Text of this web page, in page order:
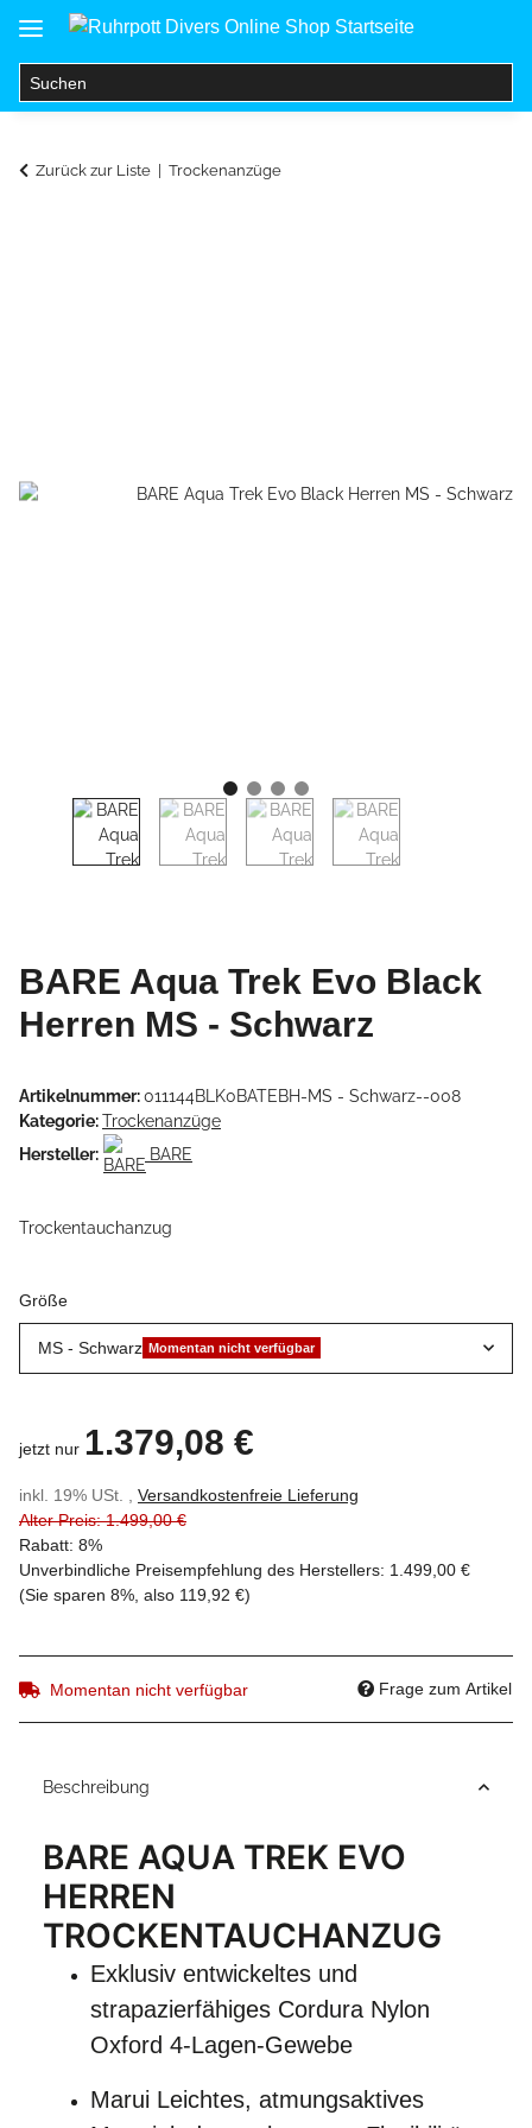
Zurück zur Liste Trockenanzüge
BARE Aqua Trek Evo Black
Herren MS - Schwarz
Artikelnummer:011144BLK0BATEBH-MS - Schwarz--008
Kategorie:Trockenanzüge
Hersteller:
BARE
Trockentauchanzug
Größe
MS - Schwarz Momentan nicht verfügbar
jetzt nur 1.379,08 €
inkl. 19% USt. , Versandkostenfreie Lieferung
Alter Preis: 1.499,00 €
Rabatt: 8%
Unverbindliche Preisempfehlung des Herstellers: 1.499,00 €
(Sie sparen 8% , also 119,92 €)
Momentan nicht verfügbar Frage zum Artikel
Beschreibung
BARE AQUA TREK EVO
HERREN
TROCKENTAUCHANZUG
Exklusiv entwickeltes und
strapazierfähiges Cordura Nylon
Oxford 4-Lagen-Gewebe
Marui Leichtes, atmungsaktives